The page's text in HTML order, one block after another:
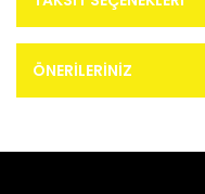
ÖNERILERINIZ